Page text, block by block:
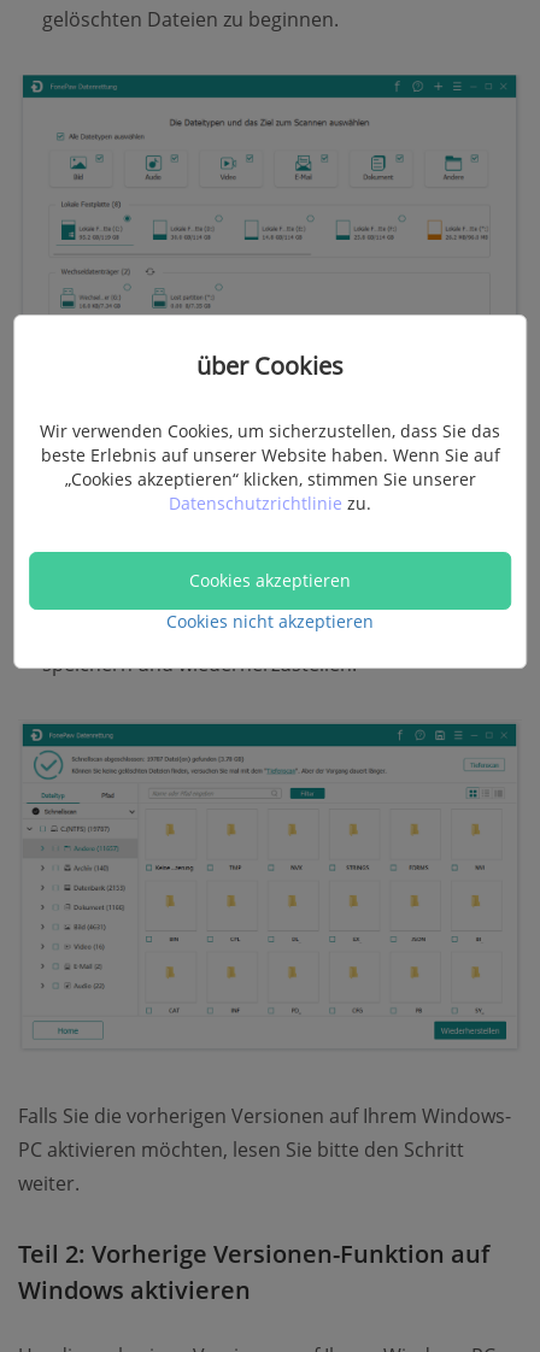
gelöschten Dateien zu beginnen.
Nach dem Scanprozess wird das Programm die
gelöschten Dateien auf die ausgewählte Festplatte
Wiederherstellen
Dateien nach dem Scan auf Ihrem PC erneut zu
speichern und wiederherzustellen.
Falls Sie die vorherigen Versionen auf Ihrem Windows-
PC aktivieren möchten, lesen Sie bitte den Schritt
weiter.
Teil 2: Vorherige Versionen-Funktion auf
Windows aktivieren
über Cookies
Wir verwenden Cookies, um sicherzustellen, dass Sie das
beste Erlebnis auf unserer Website haben. Wenn Sie auf
„Cookies akzeptieren“ klicken, stimmen Sie unserer
Datenschutzrichtlinie zu.
Cookies akzeptieren
Cookies nicht akzeptieren